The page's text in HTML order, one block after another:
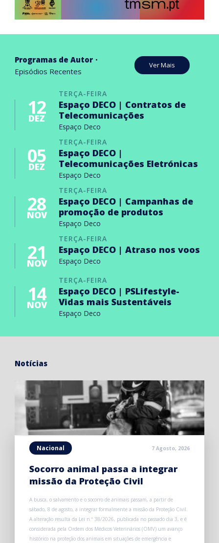
Programas de Autor
Episódios Recentes
Ver Mais
TERÇA-FEIRA
12
DEZ
Espaço DECO | Contratos de
Telecomunicações
Espaço Deco
TERÇA-FEIRA
05
DEZ
Espaço DECO |
Telecomunicações Eletrónicas
Espaço Deco
TERÇA-FEIRA
28
NOV
Espaço DECO | Campanhas de
promoção de produtos
Espaço Deco
TERÇA-FEIRA
21
NOV
Espaço DECO | Atraso nos voos
Espaço Deco
TERÇA-FEIRA
14
NOV
Espaço DECO | PSLifestyle-
Vidas mais Sustentáveis
Espaço Deco
Notícias
Nacional 7 Agosto, 2026
Socorro animal passa a integrar
missão da Proteção Civil
A busca, o salvamento e o socorro de animais passam, a partir de
sábado, 8 de agosto, a integrar formalmente a missão da Proteção Civil.
A alteração resulta da Lei n.º 38/2026, publicada no passado dia 3, e é
considerada pela Ordem dos Médicos Veterinários (OMV) um avanço
histórico na proteção dos animais em situações de emergência e